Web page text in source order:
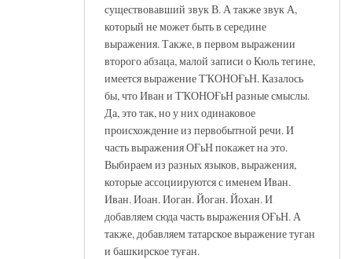
существовавший звук В. А также звук А,
который не может быть в середине
выражения. Также, в первом выражении
второго абзаца, малой записи о Кюль тегине,
имеется выражение ТҠОНОҒьН. Казалось
бы, что Иван и ТҠОНОҒьН разные смыслы.
Да, это так, но у них одинаковое
происхождение из первобытной речи. И
часть выражения ОҒьН покажет на это.
Выбираем из разных языков, выражения,
которые ассоциируются с именем Иван.
Иван. Иоан. Иоган. Йоган. Йохан. И
добавляем сюда часть выражения ОҒьН. А
также, добавляем татарское выражение туган
и башкирское туған.